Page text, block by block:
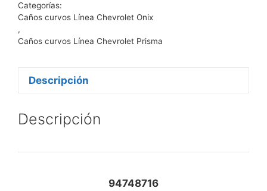
Categorías:
Caños curvos Línea Chevrolet Onix
,
Caños curvos Línea Chevrolet Prisma
Descripción
Descripción
94748716